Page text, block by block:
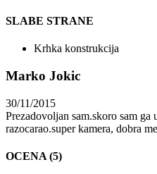
SLABE STRANE
Krhka konstrukcija
Marko Jokic
30/11/2015
Prezadovoljan sam.skoro sam ga
razocarao.super kamera, dobra
OCENA (5)